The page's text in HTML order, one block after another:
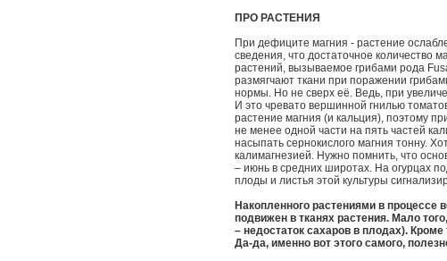
ПРО РАСТЕНИЯ
При дефиците магния - растение
сведения, что достаточное количество
растений, вызываемое грибами рода
размягчают ткани при поражении
нормы. Но не сверх её. Ведь, при
И это чревато вершинной гнилью
растение магния (и кальция), поэтому
не менее одной части на пять частей
насыпать сернокислого магния тонну.
калимагнезией. Нужно помнить, что
– июнь в средних широтах. На огурцах
плоды и листья этой культуры
Накопленного растениями в процессе
подвижен в тканях растения. Мало
– недостаток сахаров в плодах).
Да-да, именно вот этого самого,